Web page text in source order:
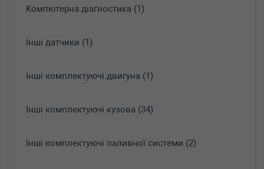
Koмпютepнa діaгнocтикa (1)
Інші датчики (1)
Інші комплектуючі двигуна (1)
Інші комплектуючі кузова (34)
Інші комплектуючі паливної системи (2)